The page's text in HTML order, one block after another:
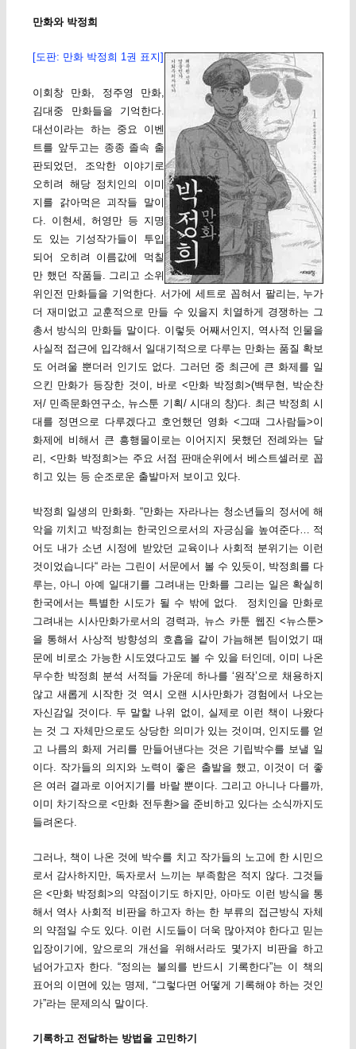
만화와 박정희
[도판: 만화 박정희 1권 표지]
이회창 만화, 정주영 만화,
김대중 만화들을 기억한다.
대선이라는 하는 중요 이벤
트를 앞두고는 종종 졸속 출
판되었던, 조악한 이야기로
오히려 해당 정치인의 이미
지를 갉아먹은 괴작들 말이
다. 이현세, 허영만 등 지명
도 있는 기성작가들이 투입
되어 오히려 이름값에 먹칠
만 했던 작품들. 그리고 소위
위인전 만화들을 기억한다. 서가에 세트로 꼽혀서 팔리는, 누가
더 재미없고 교훈적으로 만들 수 있을지 치열하게 경쟁하는 그
총서 방식의 만화들 말이다. 이렇듯 어째서인지, 역사적 인물을
사실적 접근에 입각해서 일대기적으로 다루는 만화는 품질 확보
도 어려울 뿐더러 인기도 없다. 그러던 중 최근에 큰 화제를 일
으킨 만화가 등장한 것이, 바로 <만화 박정희>(백무현, 박순찬
저/ 민족문화연구소, 뉴스툰 기획/ 시대의 창)다. 최근 박정희 시
대를 정면으로 다루겠다고 호언했던 영화 <그때 그사람들>이
화제에 비해서 큰 흥행몰이로는 이어지지 못했던 전례와는 달
리, <만화 박정희>는 주요 서점 판매순위에서 베스트셀러로 꼽
히고 있는 등 순조로운 출발마저 보이고 있다.
박정희 일생의 만화화. “만화는 자라나는 청소년들의 정서에 해
악을 끼치고 박정희는 한국인으로서의 자긍심을 높여준다… 적
어도 내가 소년 시정에 받았던 교육이나 사회적 분위기는 이런
것이었습니다“ 라는 그린이 서문에서 볼 수 있듯이, 박정희를 다
루는, 아니 아예 일대기를 그려내는 만화를 그리는 일은 확실히
한국에서는 특별한 시도가 될 수 밖에 없다. 정치인을 만화로
그려내는 시사만화가로서의 경력과, 뉴스 카툰 웹진 <뉴스툰>
을 통해서 사상적 방향성의 호흡을 같이 가늠해본 팀이었기 때
문에 비로소 가능한 시도였다고도 볼 수 있을 터인데, 이미 나온
무수한 박정희 분석 서적들 가운데 하나를 ‘원작’으로 채용하지
않고 새롭게 시작한 것 역시 오랜 시사만화가 경험에서 나오는
자신감일 것이다. 두 말할 나위 없이, 실제로 이런 책이 나왔다
는 것 그 자체만으로도 상당한 의미가 있는 것이며, 인지도를 얻
고 나름의 화제 거리를 만들어낸다는 것은 기립박수를 보낼 일
이다. 작가들의 의지와 노력이 좋은 출발을 했고, 이것이 더 좋
은 여러 결과로 이어지기를 바랄 뿐이다. 그리고 아니나 다를까,
이미 차기작으로 <만화 전두환>을 준비하고 있다는 소식까지도
들려온다.
그러나, 책이 나온 것에 박수를 치고 작가들의 노고에 한 시민으
로서 감사하지만, 독자로서 느끼는 부족함은 적지 않다. 그것들
은 <만화 박정희>의 약점이기도 하지만, 아마도 이런 방식을 통
해서 역사 사회적 비판을 하고자 하는 한 부류의 접근방식 자체
의 약점일 수도 있다. 이런 시도들이 더욱 많아져야 한다고 믿는
입장이기에, 앞으로의 개선을 위해서라도 몇가지 비판을 하고
넘어가고자 한다. “정의는 불의를 반드시 기록한다”는 이 책의
표어의 이면에 있는 명제, “그렇다면 어떻게 기록해야 하는 것인
가”라는 문제의식 말이다.
기록하고 전달하는 방법을 고민하기